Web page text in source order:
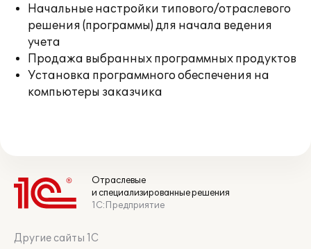
Начальные настройки типового/отраслевого
решения (программы) для начала ведения
учета
Продажа выбранных программных продуктов
Установка программного обеспечения на
компьютеры заказчика
Отраслевые
и специализированные решения
1С:Предприятие
Другие сайты 1С